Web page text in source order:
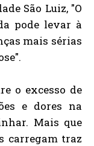
São Luiz, "O
pode levar à
mais sérias
o excesso de
e dores na
Mais que
carregam traz